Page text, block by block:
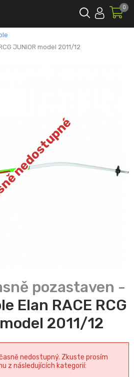
0
JUNIOR model 2011/12
Elan RACE RCG
2011/12
nedostupný. Zkuste prosím
z následujících kategorií: